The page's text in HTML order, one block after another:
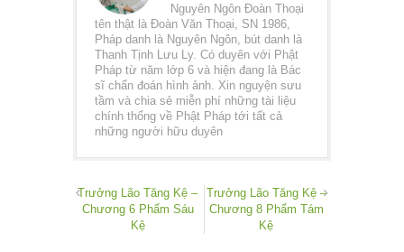
Nguyên Ngôn Đoàn Thoại
tên thật là Đoàn Văn Thoại, SN 1986,
Pháp danh là Nguyên Ngôn, bút danh là
Thanh Tịnh Lưu Ly. Có duyên với Phật
Pháp từ năm lớp 6 và hiện đang là Bác
sĩ chẩn đoán hình ảnh. Xin nguyện sưu
tầm và chia sẻ miễn phí những tài liệu
chính thống về Phật Pháp tới tất cả
những người hữu duyên
Trưởng Lão Tăng Kệ –
Chương 6 Phẩm Sáu
Kệ
Trưởng Lão Tăng Kệ –
Chương 8 Phẩm Tám
Kệ